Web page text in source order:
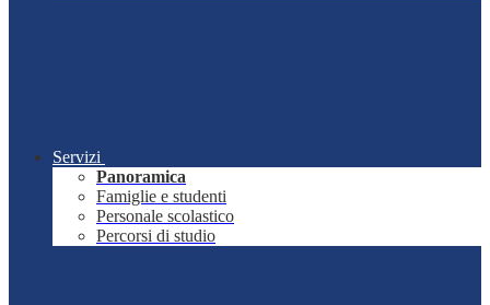
Servizi
Panoramica
Famiglie e studenti
Personale scolastico
Percorsi di studio